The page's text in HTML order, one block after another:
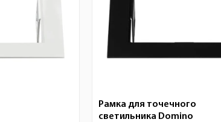
Рамка для точечного
светильника Domino